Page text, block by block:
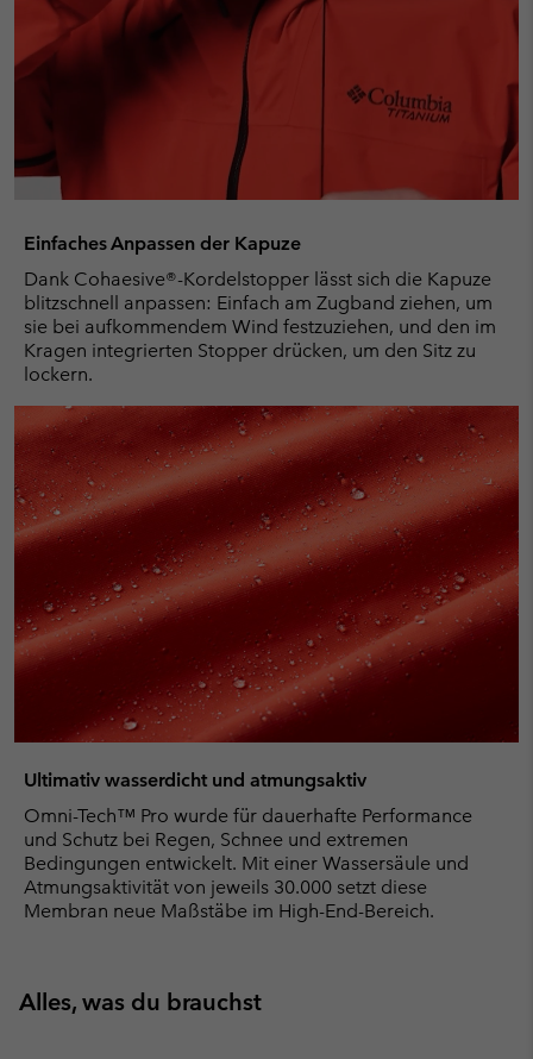
Einfaches Anpassen der Kapuze
Dank Cohaesive®-Kordelstopper lässt sich die Kapuze
blitzschnell anpassen: Einfach am Zugband ziehen, um
sie bei aufkommendem Wind festzuziehen, und den im
Kragen integrierten Stopper drücken, um den Sitz zu
lockern.
Ultimativ wasserdicht und atmungsaktiv
Omni-Tech™ Pro wurde für dauerhafte Performance
und Schutz bei Regen, Schnee und extremen
Bedingungen entwickelt. Mit einer Wassersäule und
Atmungsaktivität von jeweils 30.000 setzt diese
Membran neue Maßstäbe im High-End-Bereich.
Alles, was du brauchst